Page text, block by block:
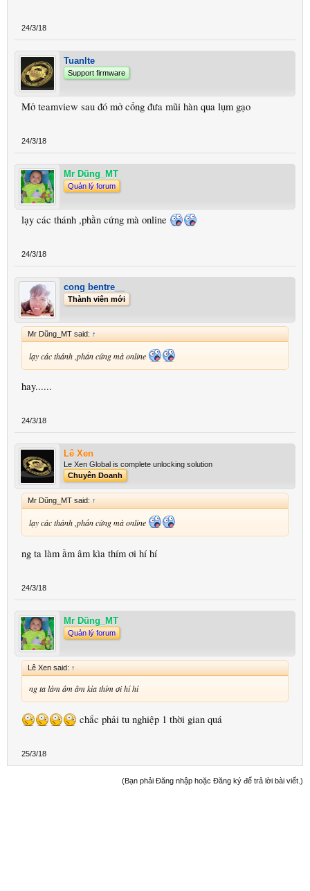
24/3/18
Tuanlte
Support firmware
Mở teamview sau đó mở cổng đưa mũi hàn qua lụm gạo
24/3/18
Mr Dũng_MT
Quản lý forum
lạy các thánh ,phần cứng mà online
24/3/18
cong bentre__
Thành viên mới
Mr Dũng_MT said: ↑
lạy các thánh ,phần cứng mà online
hay......
24/3/18
Lê Xen
Le Xen Global is complete unlocking solution
Chuyên Doanh
Mr Dũng_MT said: ↑
lạy các thánh ,phần cứng mà online
ng ta làm ầm âm kìa thím ơi hí hí
24/3/18
Mr Dũng_MT
Quản lý forum
Lê Xen said: ↑
ng ta làm ầm âm kìa thím ơi hí hí
chắc phải tu nghiệp 1 thời gian quá
25/3/18
(Bạn phải Đăng nhập hoặc Đăng ký để trả lời bài viết.)